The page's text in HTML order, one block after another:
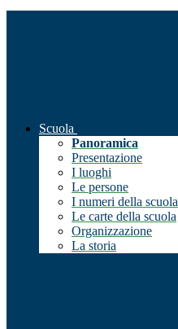
Scuola
Panoramica
Presentazione
I luoghi
Le persone
I numeri della scuola
Le carte della scuola
Organizzazione
La storia